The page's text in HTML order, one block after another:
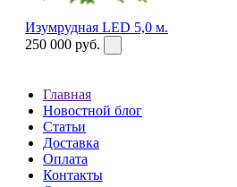
Изумрудная LED 5,0 м.
250 000 руб.
Главная
Новостной блог
Статьи
Доставка
Оплата
Контакты